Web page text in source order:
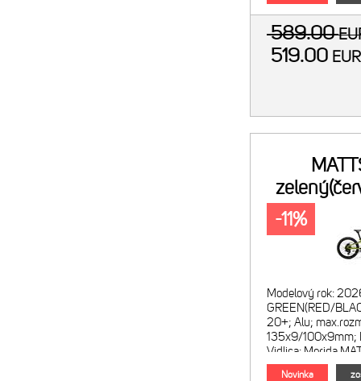
589.00
519.00
Modelový rok:
GREEN(RED/
20+; Alu;
135x9/100x9mm;
Vidlica: Merida
max.rozmer P
Novinka
-11%